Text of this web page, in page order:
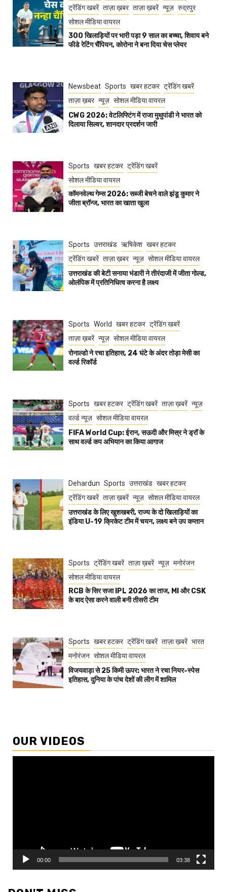
ट्रेंडिंग खबरें ताज़ा ख़बर ताज़ा ख़बरें न्यूज़ रुद्रपुर
सोशल मीडिया वायरल
300 खिलाड़ियों पर भारी पड़ा 9 साल का बच्चा, शिवाय बने
फीडे रेटिंग चैंपियन, कोरोना ने बना दिया चेस प्लेयर
Newsbeat Sports खबर हटकर ट्रेंडिंग खबरें
ताज़ा ख़बर न्यूज़ सोशल मीडिया वायरल
CWG 2026: वेटलिफ्टिंग में राजा मुथुपांडी ने भारत को
दिलाया सिल्वर, शानदार प्रदर्शन जारी
Sports खबर हटकर ट्रेंडिंग खबरें
सोशल मीडिया वायरल
कॉमनवेल्थ गेम्स 2026: सब्जी बेचने वाले झंडू कुमार ने
जीता ब्रॉन्ज, भारत का खाता खुला
Sports उत्तराखंड ऋषिकेश खबर हटकर
ट्रेंडिंग खबरें ताज़ा ख़बर न्यूज़ सोशल मीडिया वायरल
उत्तराखंड की बेटी सनाया भंडारी ने तीरंदाजी में जीता गोल्ड,
ओलंपिक में प्रतिनिधित्व करना है लक्ष्य
Sports World खबर हटकर ट्रेंडिंग खबरें
ताज़ा ख़बरें न्यूज़ सोशल मीडिया वायरल
रोनाल्डो ने रचा इतिहास, 24 घंटे के अंदर तोड़ा मेसी का
वर्ल्ड रिकॉर्ड
Sports खबर हटकर ट्रेंडिंग खबरें ताज़ा ख़बरें न्यूज़
वर्ल्ड न्यूज़ सोशल मीडिया वायरल
FIFA World Cup: ईरान, सऊदी और मिस्र ने ड्रॉ के
साथ वर्ल्ड कप अभियान का किया आगाज
Dehardun Sports उत्तराखंड खबर हटकर
ट्रेंडिंग खबरें ताज़ा ख़बरें न्यूज़ सोशल मीडिया वायरल
उत्तराखंड के लिए खुशखबरी, राज्य के दो खिलाड़ियों का
इंडिया U-19 क्रिकेट टीम में चयन, लक्ष्य बने उप कप्तान
Sports ट्रेंडिंग खबरें ताज़ा ख़बरें न्यूज़ मनोरंजन
सोशल मीडिया वायरल
RCB के सिर सजा IPL 2026 का ताज, MI और CSK
के बाद ऐसा करने वाली बनी तीसरी टीम
Sports खबर हटकर ट्रेंडिंग खबरें ताज़ा ख़बरें भारत
मनोरंजन सोशल मीडिया वायरल
विजयवाड़ा से 25 किमी ऊपर: भारत ने रचा नियर-स्पेस
इतिहास, दुनिया के पांच देशों की लीग में शामिल
OUR VIDEOS
00:00 03:38